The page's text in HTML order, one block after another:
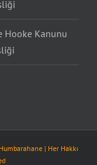
Hooke Kanunu
Humbarahane | Her Hakkı